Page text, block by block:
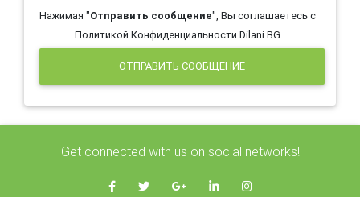
Нажимая "Отправить сообщение", Вы соглашаетесь с
Политикой Конфиденциальности Dilani BG
ОТПРАВИТЬ СООБЩЕНИЕ
Get connected with us on social networks!